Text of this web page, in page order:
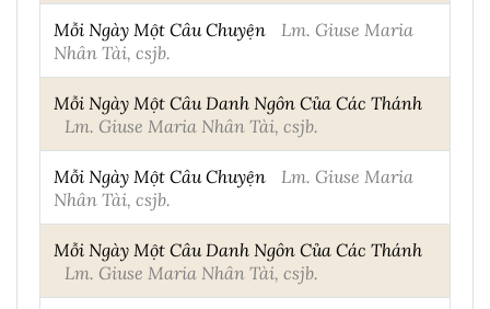
Mỗi Ngày Một Câu Chuyện
Lm. Giuse Maria
Nhân Tài, csjb.
Mỗi Ngày Một Câu Danh Ngôn Của Các Thánh
Lm. Giuse Maria Nhân Tài, csjb.
Mỗi Ngày Một Câu Chuyện
Lm. Giuse Maria
Nhân Tài, csjb.
Mỗi Ngày Một Câu Danh Ngôn Của Các Thánh
Lm. Giuse Maria Nhân Tài, csjb.